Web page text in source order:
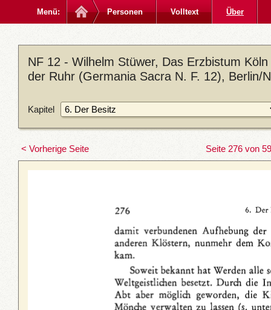
Menü: Personen Volltext Über
NF 12 - Wilhelm Stüwer, Das Erzbistum
der Ruhr (Germania Sacra N. F. 12), Berlin/
Kapitel
< Vorherige Seite Seite 276 von